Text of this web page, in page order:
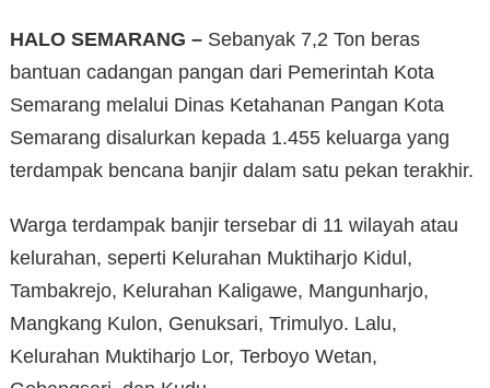
HALO SEMARANG – Sebanyak 7,2 Ton beras
bantuan cadangan pangan dari Pemerintah Kota
Semarang melalui Dinas Ketahanan Pangan Kota
Semarang disalurkan kepada 1.455 keluarga yang
terdampak bencana banjir dalam satu pekan terakhir.
Warga terdampak banjir tersebar di 11 wilayah atau
kelurahan, seperti Kelurahan Muktiharjo Kidul,
Tambakrejo, Kelurahan Kaligawe, Mangunharjo,
Mangkang Kulon, Genuksari, Trimulyo. Lalu,
Kelurahan Muktiharjo Lor, Terboyo Wetan,